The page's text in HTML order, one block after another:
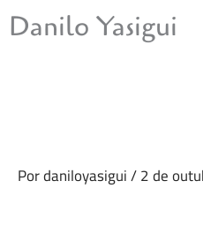
para
Danilo Yasigui
Pordaniloyasigui/2 de